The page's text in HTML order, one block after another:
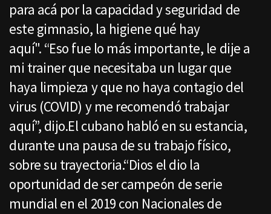
para acá por la capacidad y seguridad de
este gimnasio, la higiene qué hay
aquí". “Eso fue lo más importante, le dije a
mi trainer que necesitaba un lugar que
haya limpieza y que no haya contagio del
virus (COVID) y me recomendó trabajar
aquí”, dijo.El cubano habló en su estancia,
durante una pausa de su trabajo físico,
sobre su trayectoria.“Dios el dio la
oportunidad de ser campeón de serie
mundial en el 2019 con Nacionales de